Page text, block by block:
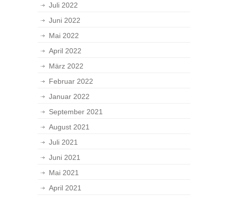
Juli 2022
Juni 2022
Mai 2022
April 2022
März 2022
Februar 2022
Januar 2022
September 2021
August 2021
Juli 2021
Juni 2021
Mai 2021
April 2021